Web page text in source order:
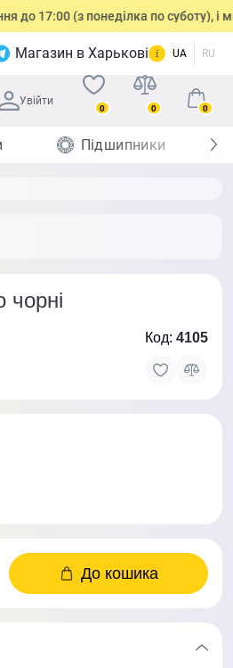
17:00 (з понеділка по суботу), і ми
Магазин в Харькові UA RU
Увійти
0 0 0
Підшипники
чорні
Код: 4105
До кошика